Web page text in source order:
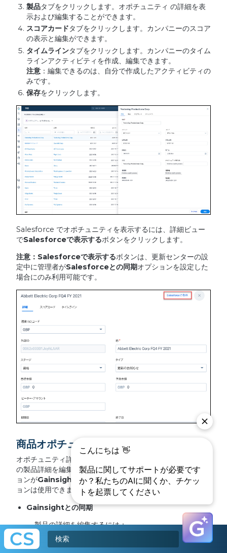
製品タブをクリックします。オポチュニティ の詳細を表
示および編集することができます。
スコアカードタブをクリックします。カンパニーのスコア
の表示と編集ができます。
タイムラインタブをクリックします。カンパニーのタイム
ラインアクティビティを作成、編集できます。
注意：編集できるのは、自分で作成したアクティビティの
みです。
保存をクリックします。
Salesforce でオポチュニティを表示するには、詳細ビュー
でSalesforceで表示するボタンをクリックします。
注意： Salesforceで表示するボタンは、更新センターの設
定中に管理者がSalesforceとの同期オプションを設定した
場合にのみ利用可能です。
商品オポチュニティ詳細を編集
オポチュニティ詳細ビューの
の製品詳細を編集することができます。ただし、同期オプシ
ョンがGainsight のみに設定されている場合は、このオプシ
ョンは使用できません。
Gainsightとの同期
製品の詳細を編集するには：
カンパニー名をクリックすると、オポチュニティの